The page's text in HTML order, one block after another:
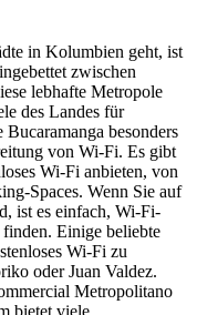
in Kolumbien geht, ist
zwischen
lebhafte Metropole
des Landes für
besonders
von Wi-Fi. Es gibt
Wi-Fi anbieten, von
Spaces. Wenn Sie auf
ist es einfach, Wi-Fi-
Einige beliebte
Wi-Fi zu
oder Juan Valdez.
Metropolitano
bietet viele